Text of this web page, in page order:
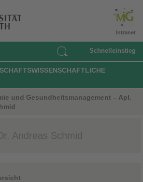
Intranet
Schnelleinstieg
und Gesundheitsmanagement – Apl.
Andreas Schmid